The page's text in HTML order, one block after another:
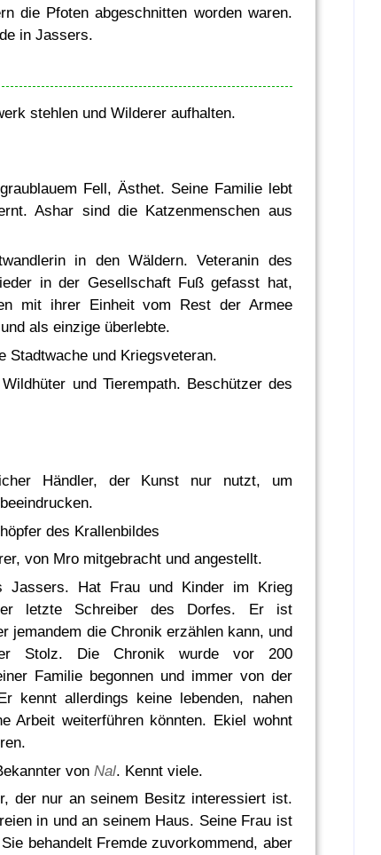
die Pfoten abgeschnitten worden waren.
in Jassers.
stehlen und Wilderer aufhalten.
Fell, Ästhet. Seine Familie lebt
Ashar sind die Katzenmenschen aus
in den Wäldern. Veteranin des
in der Gesellschaft Fuß gefasst hat,
mit ihrer Einheit vom Rest der Armee
als einzige überlebte.
Stadtwache und Kriegsveteran.
und Tierempath. Beschützer des
Händler, der Kunst nur nutzt, um
des Krallenbildes
von Mro mitgebracht und angestellt.
Jassers. Hat Frau und Kinder im Krieg
letzte Schreiber des Dorfes. Er ist
jemandem die Chronik erzählen kann, und
Stolz. Die Chronik wurde vor 200
Familie begonnen und immer von der
kennt allerdings keine lebenden, nahen
Arbeit weiterführen könnten. Ekiel wohnt
vonNal. Kennt viele.
der nur an seinem Besitz interessiert ist.
in und an seinem Haus. Seine Frau ist
behandelt Fremde zuvorkommend, aber